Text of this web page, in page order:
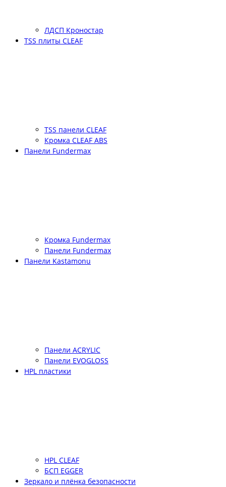
ЛДСП Кроностар
TSS плиты CLEAF
TSS панели CLEAF
Кромка CLEAF ABS
Панели Fundermax
Кромка Fundermax
Панели Fundermax
Панели Kastamonu
Панели ACRYLIC
Панели EVOGLOSS
HPL пластики
HPL CLEAF
БСП EGGER
Зеркало и плёнка безопасности